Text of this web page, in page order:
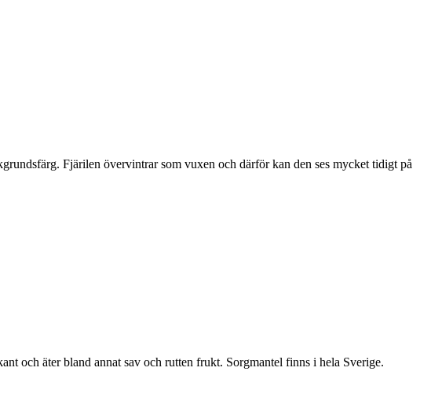
Fjärilen övervintrar som vuxen och därför kan den ses mycket tidigt på
och äter bland annat sav och rutten frukt. Sorgmantel finns i hela Sverige.